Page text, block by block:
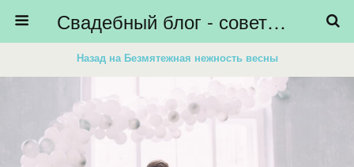
Свадебный блог - советы невестам, подготовка к свадьбе - HiBride
Назад на Безмятежная нежность весны